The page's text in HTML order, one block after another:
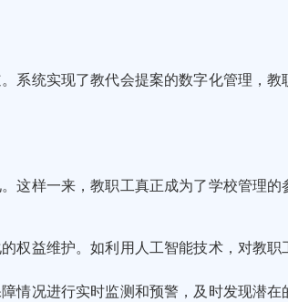
系统实现了教代会提案的数字化管理，
样一来，教职工真正成为了学校管理的
权益维护。如利用人工智能技术，对教
况进行实时监测和预警，及时发现潜在